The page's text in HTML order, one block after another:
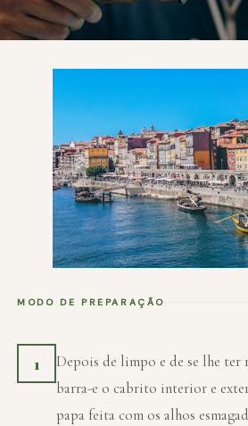
MODO DE PREPARAÇÃO
1
Depois de limpo e de se lhe ter
barra-e o cabrito interior e
papa feita com os alhos